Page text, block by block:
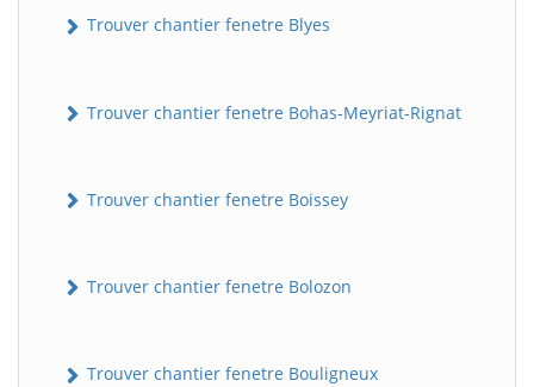
Trouver chantier fenetre Blyes
Trouver chantier fenetre Bohas-Meyriat-Rignat
Trouver chantier fenetre Boissey
Trouver chantier fenetre Bolozon
Trouver chantier fenetre Bouligneux